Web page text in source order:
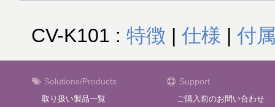
CV-K101 : 特徴 | 仕様 | 付
Solutions/Products
取り扱い製品一覧
Support
ご購入前のお問い合わせ